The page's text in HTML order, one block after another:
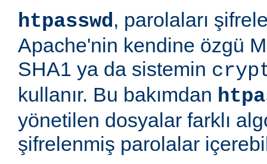
htpasswd, parolaları
Apache'nin kendine özgü
SHA1 ya da sistemin
kullanır. Bu bakımdan
yönetilen dosyalar farklı
şifrelenmiş parolalar